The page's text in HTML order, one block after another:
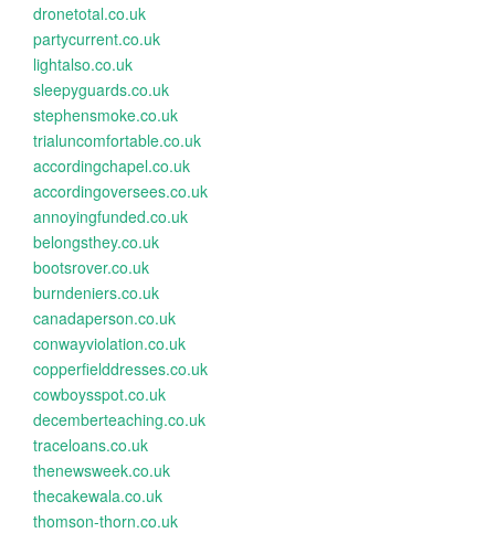
dronetotal.co.uk
partycurrent.co.uk
lightalso.co.uk
sleepyguards.co.uk
stephensmoke.co.uk
trialuncomfortable.co.uk
accordingchapel.co.uk
accordingoversees.co.uk
annoyingfunded.co.uk
belongsthey.co.uk
bootsrover.co.uk
burndeniers.co.uk
canadaperson.co.uk
conwayviolation.co.uk
copperfielddresses.co.uk
cowboysspot.co.uk
decemberteaching.co.uk
traceloans.co.uk
thenewsweek.co.uk
thecakewala.co.uk
thomson-thorn.co.uk